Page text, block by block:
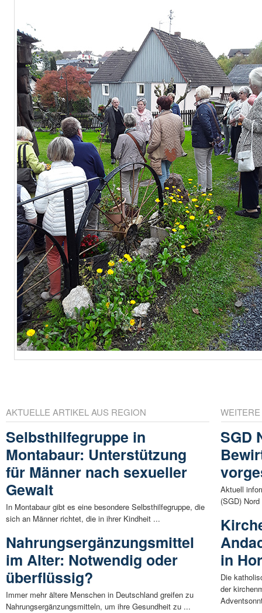
AKTUELLE ARTIKEL AUS REGION
Selbsthilfegruppe in
Montabaur: Unterstützung
für Männer nach sexueller
Gewalt
In Montabaur gibt es eine besondere Selbsthilfegruppe, die
sich an Männer richtet, die in ihrer Kindheit ...
Nahrungsergänzungsmittel
im Alter: Notwendig oder
überflüssig?
Immer mehr ältere Menschen in Deutschland greifen zu
Nahrungsergänzungsmitteln, um ihre Gesundheit zu ...
SGD
Aktuell
(SGD)
in
Die
der